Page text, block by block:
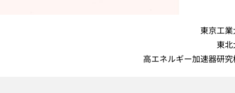
東京工
東
高エネルギー加速器研